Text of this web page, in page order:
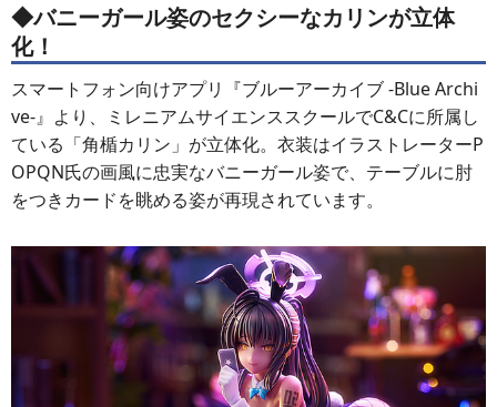
◆バニーガール姿のセクシーなカリンが立体
化！
スマートフォン向けアプリ『ブルーアーカイブ -Blue Archi
ve-』より、ミレニアムサイエンススクールでC&Cに所属し
ている「角楯カリン」が立体化。衣装はイラストレーターP
OPQN氏の画風に忠実なバニーガール姿で、テーブルに肘
をつきカードを眺める姿が再現されています。